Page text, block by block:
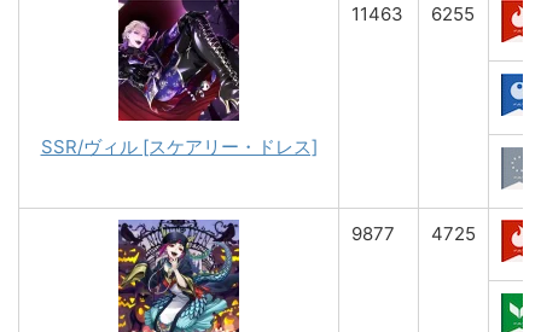
SSR/ヴィル [スケアリー・ドレス]
11463 6255
9877 4725